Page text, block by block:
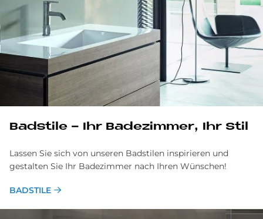
Badstile - Ihr Badezimmer, Ihr Stil
Lassen Sie sich von unseren Badstilen inspirieren und
gestalten Sie Ihr Badezimmer nach Ihren Wünschen!
BADSTILE